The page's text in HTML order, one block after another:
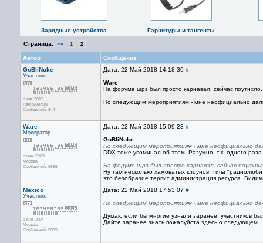
Зарядные устройства Гарнитуры и тангенты
Страница: «« 1 2
Автор
Сообщение
GoBliNuke
Участник
с авг 2012
RadioAlert.ru
Сообщений: 944
Дата: 22 Май 2018 14:18:30 #
Ware
На форуме щрз был просто карнавал, сейчас поутихло.
По следующим мероприятиям - мне неофициально
Ware
Модератор
с июн 2003
Москва
Сообщений: 9866
Дата: 22 Май 2018 15:09:23 #
GoBliNuke
По следующим мероприятиям - мне неофициально
DDX тоже упоминал об этом. Разумно, т.к. одного
На форуме щрз был просто карнавал, сейчас
Ну там несколько хамоватых клоунов, типа
это безобразие терпит администрация ресурса.
Mexico
Участник
с янв 2004
Москва
Сообщений: 5089
Дата: 22 Май 2018 17:53:07 #
По следующим мероприятиям - мне неофициально
Думаю если бы многие узнали заранее, участников
Дайте заранее знать пожалуйста здесь о следующем.